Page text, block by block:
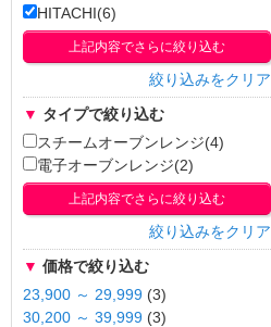
HITACHI(6)
上記内容でさらに絞り込む
絞り込みをクリア
▼ タイプで絞り込む
スチームオーブンレンジ(4)
電子オーブンレンジ(2)
上記内容でさらに絞り込む
絞り込みをクリア
▼ 価格で絞り込む
23,900 ～ 29,999 (3)
30,200 ～ 39,999 (3)